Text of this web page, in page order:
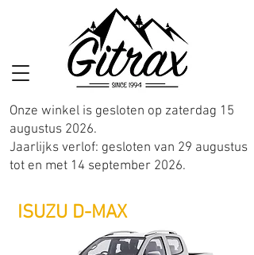
Onze winkel is gesloten op zaterdag 15
augustus 2026.
Jaarlijks verlof: gesloten van 29 augustus
tot en met 14 september 2026.
ISUZU D-MAX